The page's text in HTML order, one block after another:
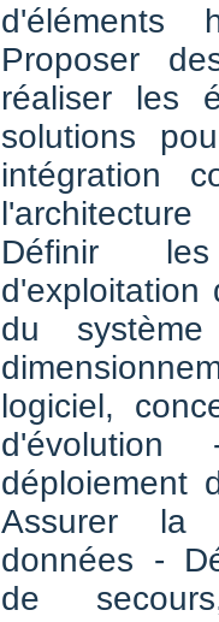
d'éléments
Proposer
réaliser les
solutions
intégration
Définir les
d'exploitation
du
logiciel,
déploiement
Assurer la
données -
de